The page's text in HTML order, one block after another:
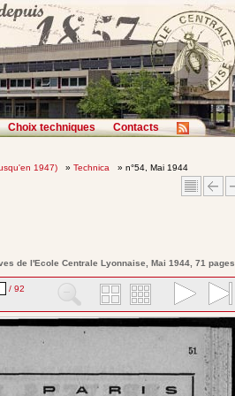
Choix techniques Contacts
1947) » Technica » n°54, Mai 1944
de l'Ecole Centrale Lyonnaise, Mai 1944, 71 pages
/ 92